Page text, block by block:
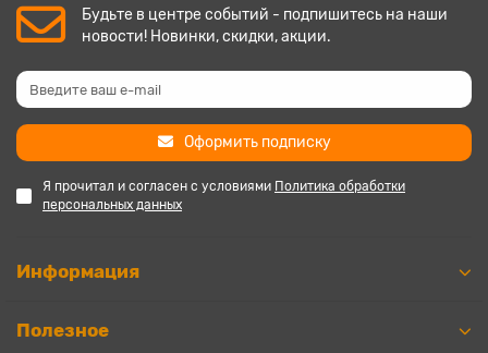
Будьте в центре событий - подпишитесь на наши
новости! Новинки, скидки, акции.
Оформить подписку
Я прочитал и согласен с условиями Политика обработки
персональных данных
Информация
Полезное